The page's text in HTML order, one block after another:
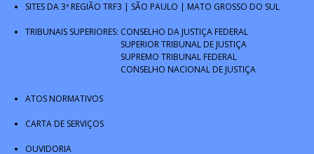
SITES DA 3ª REGIÃO TRF3 | SÃO PAULO | MATO GROSSO DO SUL
TRIBUNAIS SUPERIORES: CONSELHO DA JUSTIÇA FEDERAL
SUPERIOR TRIBUNAL DE JUSTIÇA
SUPREMO TRIBUNAL FEDERAL
CONSELHO NACIONAL DE JUSTIÇA
ATOS NORMATIVOS
CARTA DE SERVIÇOS
OUVIDORIA